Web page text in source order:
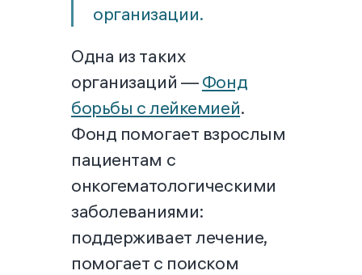
организации.
Одна из таких
организаций —Фонд
борьбы с лейкемией.
Фонд помогает взрослым
пациентам с
онкогематологическими
заболеваниями:
поддерживает лечение,
помогает с поиском